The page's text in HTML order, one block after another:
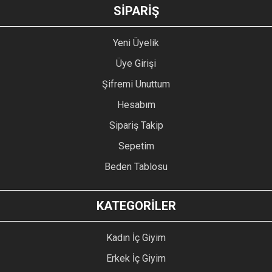
GÖNDER
SİPARİŞ
Yeni Üyelik
Üye Girişi
Şifremi Unuttum
Hesabım
Sipariş Takip
Sepetim
Beden Tablosu
KATEGORİLER
Kadın İç Giyim
Erkek İç Giyim